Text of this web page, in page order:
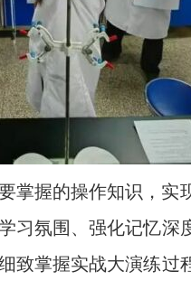
掌握的操作知识，
氛围、强化记忆
掌握实战大演练